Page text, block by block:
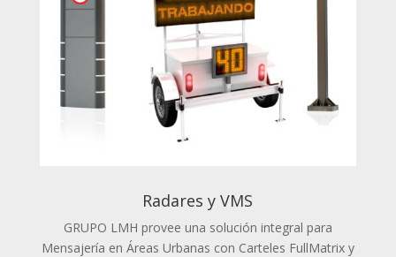
Radares y VMS
GRUPO LMH provee una solución integral para
Mensajería en Áreas Urbanas con Carteles FullMatrix y